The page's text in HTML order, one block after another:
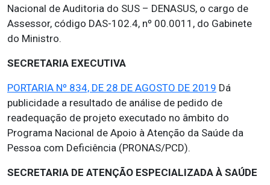
Nacional de Auditoria do SUS – DENASUS, o cargo de
Assessor, código DAS-102.4, nº 00.0011, do Gabinete
do Ministro.
SECRETARIA EXECUTIVA
PORTARIA Nº 834, DE 28 DE AGOSTO DE 2019 Dá
publicidade a resultado de análise de pedido de
readequação de projeto executado no âmbito do
Programa Nacional de Apoio à Atenção da Saúde da
Pessoa com Deficiência (PRONAS/PCD).
SECRETARIA DE ATENÇÃO ESPECIALIZADA À SAÚDE